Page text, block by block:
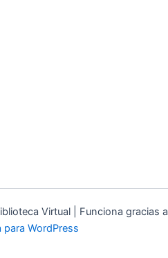
Virtual | Funciona gracias a
para WordPress